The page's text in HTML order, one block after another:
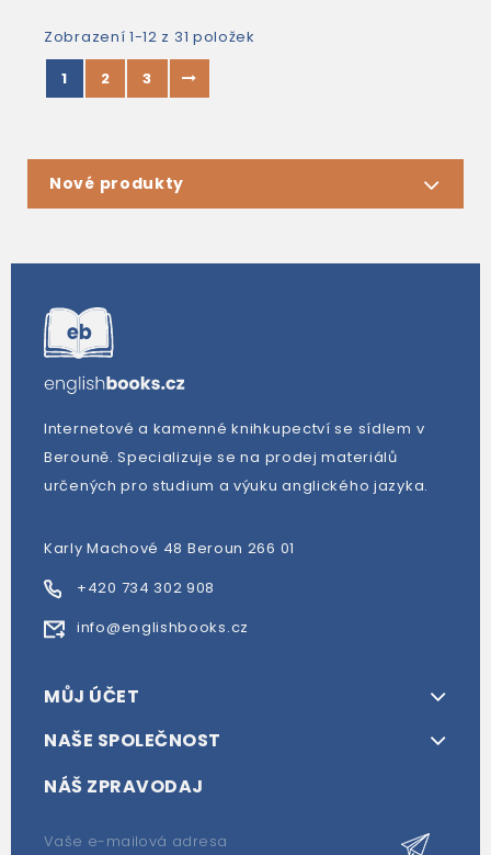
Zobrazení 1-12 z 31 položek
1
2 3
Nové produkty
Internetové a kamenné knihkupectví se sídlem v
Berouně. Specializuje se na prodej materiálů
určených pro studium a výuku anglického jazyka.
Karly Machové 48 Beroun 266 01
+420 734 302 908
info@englishbooks.cz
MŮJ ÚČET
NAŠE SPOLEČNOST
NÁŠ ZPRAVODAJ